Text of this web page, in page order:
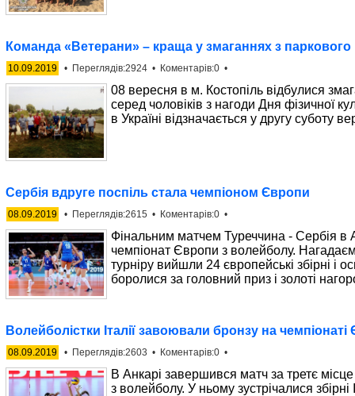
Команда «Ветерани» – краща у змаганнях з
10.09.2019 • Переглядів:2924 • Коментарів:0 •
08 вересня в м. Костопіль відбулися
серед чоловіків з нагоди Дня фізичної
в Україні відзначається у другу суботу
Сербія вдруге поспіль стала чемпіоном Європи
08.09.2019 • Переглядів:2615 • Коментарів:0 •
Фінальним матчем Туреччина - Сербія в
чемпіонат Європи з волейболу.
турніру вийшли 24 європейські збірні і
боролися за головний приз і золоті
Волейболістки Італії завоювали бронзу на
08.09.2019 • Переглядів:2603 • Коментарів:0 •
В Анкарі завершився матч за третє
з волейболу. У ньому зустрічалися збірні